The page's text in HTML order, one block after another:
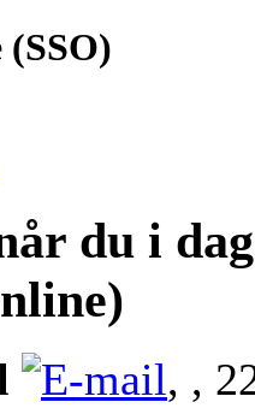
du i
, ,